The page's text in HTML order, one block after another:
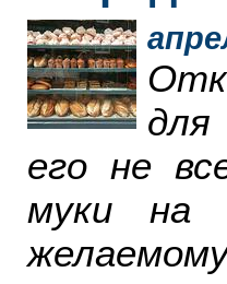
для
его не
муки на